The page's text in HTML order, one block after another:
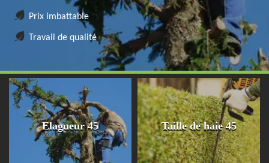
Prix imbattable
Travail de qualité
Elagueur 45 Taille de haie 45